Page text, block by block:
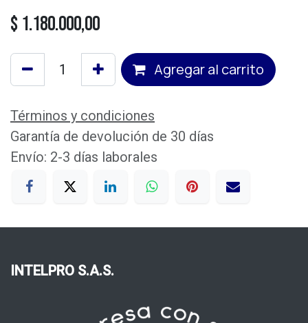
$ 1.180.000,00
Agregar al carrito
Términos y condiciones
Garantía de devolución de 30 días
Envío: 2-3 días laborales
INTELPRO S.A.S.